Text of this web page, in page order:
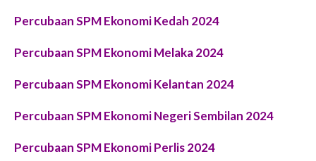
Percubaan SPM Ekonomi Kedah 2024
Percubaan SPM Ekonomi Melaka 2024
Percubaan SPM Ekonomi Kelantan 2024
Percubaan SPM Ekonomi Negeri Sembilan 2024
Percubaan SPM Ekonomi Perlis 2024